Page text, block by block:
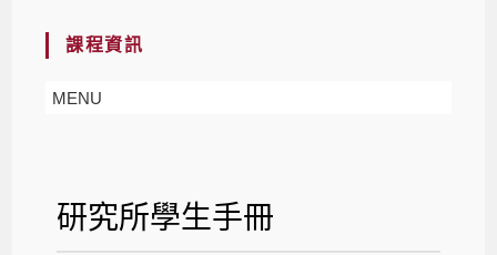
課程資訊
MENU
研究所學生手冊